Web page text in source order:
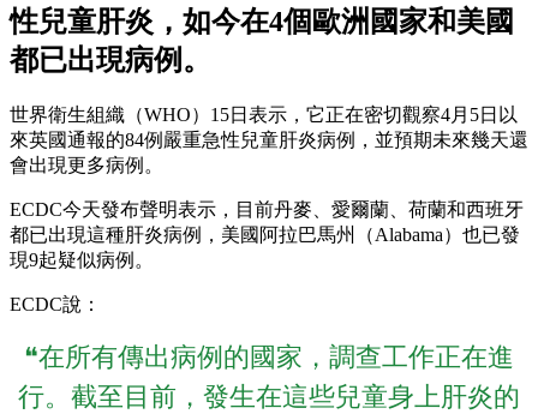
性兒童肝炎，如今在4個歐洲國家和美國
都已出現病例。
世界衛生組織（WHO）15日表示，它正在密切觀察4月5日以
來英國通報的84例嚴重急性兒童肝炎病例，並預期未來幾天還
會出現更多病例。
ECDC今天發布聲明表示，目前丹麥、愛爾蘭、荷蘭和西班牙
都已出現這種肝炎病例，美國阿拉巴馬州（Alabama）也已發
現9起疑似病例。
ECDC說：
❝在所有傳出病例的國家，調查工作正在進
行。截至目前，發生在這些兒童身上肝炎的